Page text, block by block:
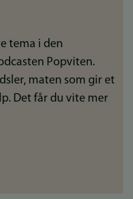
tema i den
Popviten.
maten som gir et
Det får du vite mer